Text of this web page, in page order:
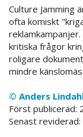
Culture Jamming
ofta komiskt
kritiska frågor
roligare
mindre
© Anders
Först publicerad:
Senast